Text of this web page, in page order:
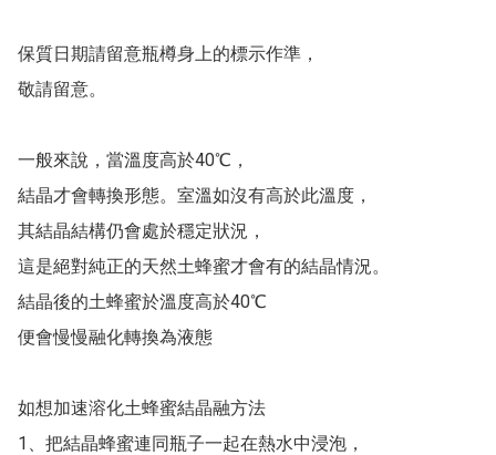
保質日期請留意瓶樽身上的標示作準，
敬請留意。
一般來說，當溫度高於40℃，
結晶才會轉換形態。室溫如沒有高於此溫度，
其結晶結構仍會處於穩定狀況，
這是絕對純正的天然土蜂蜜才會有的結晶情況。
結晶後的土蜂蜜於溫度高於40℃
便會慢慢融化轉換為液態
如想加速溶化土蜂蜜結晶融方法
1、把結晶蜂蜜連同瓶子一起在熱水中浸泡，